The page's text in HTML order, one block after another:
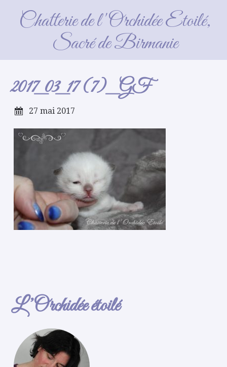
Chatterie de l'Orchidée Etoilé,
Sacré de Birmanie
2017_03_17 (7)_GF
2017_03_17 (7)_GF
27 mai 2017
L’Orchidée étoilé